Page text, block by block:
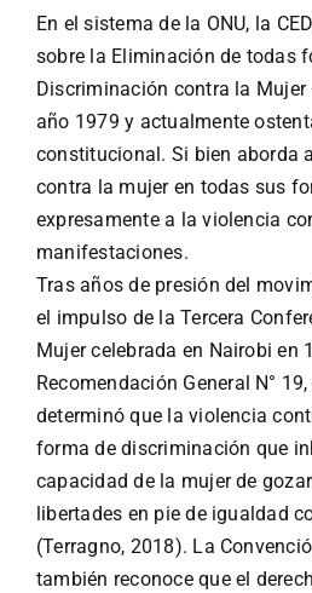
En el sistema de la ONU, la
sobre la Eliminación de todas
Discriminación contra la Mujer
año 1979 y actualmente
constitucional. Si bien aborda
contra la mujer en todas sus
expresamente a la violencia
manifestaciones.
Tras años de presión del
el impulso de la Tercera
Mujer celebrada en Nairobi en
Recomendación General N°
determinó que la violencia
forma de discriminación que
capacidad de la mujer de
libertades en pie de igualdad
(Terragno, 2018). La
también reconoce que el